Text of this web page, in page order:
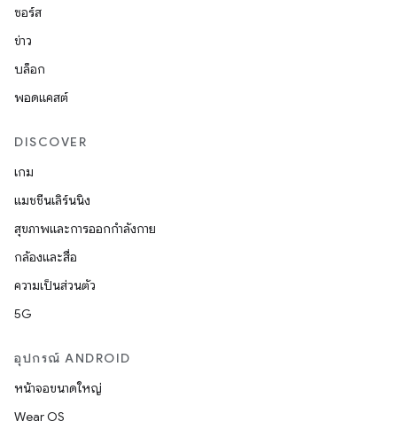
ซอร์ส
ข่าว
บล็อก
พอดแคสต์
DISCOVER
เกม
แมชชีนเลิร์นนิง
สุขภาพและการออกกำลังกาย
กล้องและสื่อ
ความเป็นส่วนตัว
5G
อุปกรณ์ ANDROID
หน้าจอขนาดใหญ่
Wear OS